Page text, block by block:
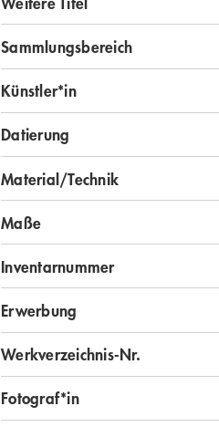
Sammlungsbereich
Künstler*in
Datierung
Material/Technik
Maße
Inventarnummer
Erwerbung
Werkverzeichnis-Nr.
Fotograf*in